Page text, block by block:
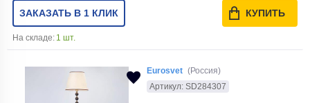
ЗАКАЗАТЬ В 1 КЛИК КУПИТЬ
На складе: 1 шт.
Eurosvet (Россия)
Артикул: SD284307